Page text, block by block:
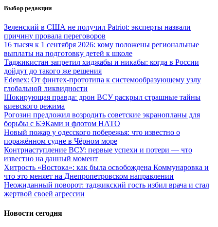
Выбор редакции
Зеленский в США не получил Patriot: эксперты назвали
причину провала переговоров
16 тысяч к 1 сентября 2026: кому положены региональные
выплаты на подготовку детей к школе
Таджикистан запретил хиджабы и никабы: когда в России
дойдут до такого же решения
Edenex: От финтех-прототипа к системообразующему узлу
глобальной ликвидности
Шокирующая правда: дрон ВСУ раскрыл страшные тайны
киевского режима
Рогозин предложил возродить советские экранопланы для
борьбы с БЭКами и флотом НАТО
Новый пожар у одесского побережья: что известно о
поражённом судне в Чёрном море
Контрнаступление ВСУ: первые успехи и потери — что
известно на данный момент
Хитрость «Востока»: как была освобождена Коммунаровка и
что это меняет на Днепропетровском направлении
Неожиданный поворот: таджикский гость избил врача и стал
жертвой своей агрессии
Новости сегодня